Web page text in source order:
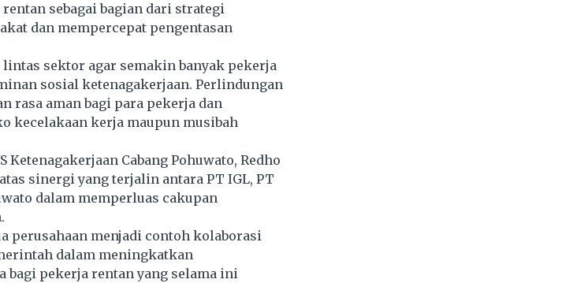
sebagai bagian dari strategi
dan mempercepat pengentasan
sektor agar semakin banyak pekerja
sosial ketenagakerjaan. Perlindungan
rasa aman bagi para pekerja dan
kecelakaan kerja maupun musibah
Ketenagakerjaan Cabang Pohuwato, Redho
sinergi yang terjalin antara PT IGL, PT
dalam memperluas cakupan
perusahaan menjadi contoh kolaborasi
dalam meningkatkan
bagi pekerja rentan yang selama ini